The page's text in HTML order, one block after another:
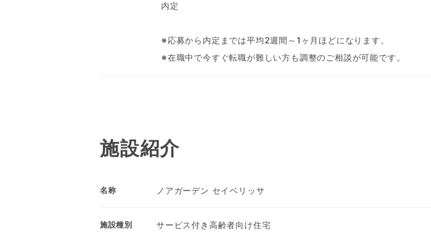
内定
※応募から内定までは平均2週間～1ヶ月ほどになります。
※在職中で今すぐ転職が難しい方も調整のご相談が可能です。
施設紹介
名称 ノアガーデン セイベリッサ
施設種別 サービス付き高齢者向け住宅